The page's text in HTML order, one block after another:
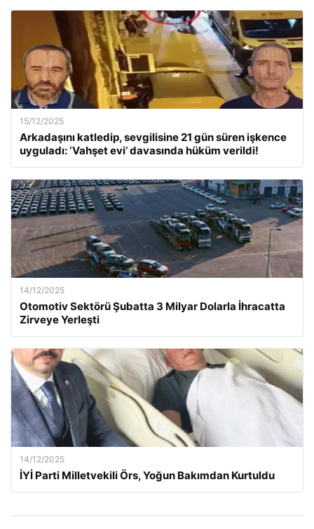
15/12/2025
Arkadaşını katledip, sevgilisine 21 gün süren işkence
uyguladı: ‘Vahşet evi’ davasında hüküm verildi!
14/12/2025
Otomotiv Sektörü Şubatta 3 Milyar Dolarla İhracatta
Zirveye Yerleşti
14/12/2025
İYİ Parti Milletvekili Örs, Yoğun Bakımdan Kurtuldu